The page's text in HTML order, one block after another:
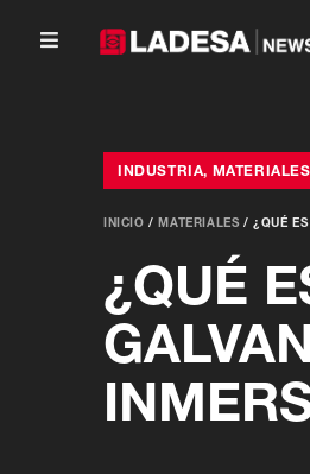
INDUSTRIA, MATERIALES
INICIO /MATERIALES / ¿QUÉ
¿QUÉ